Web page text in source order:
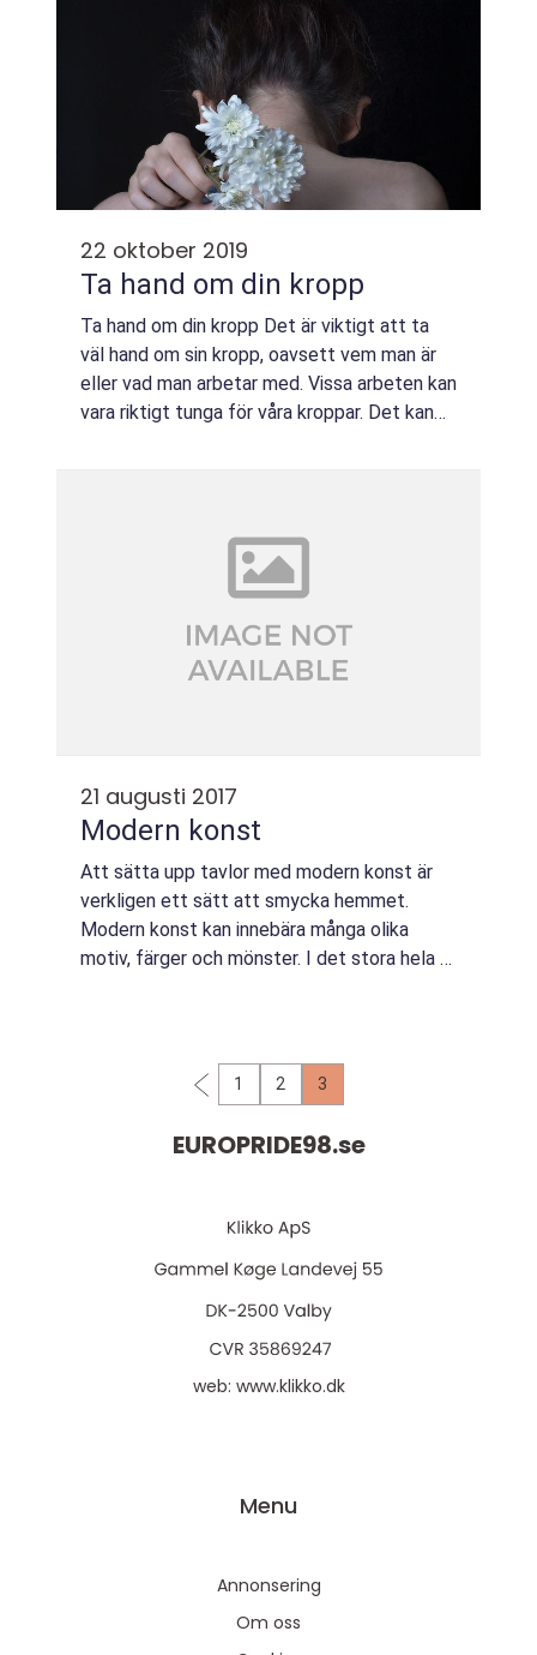
22 oktober 2019
Ta hand om din kropp
Ta hand om din kropp Det är viktigt att ta
väl hand om sin kropp, oavsett vem man är
eller vad man arbetar med. Vissa arbeten kan
vara riktigt tunga för våra kroppar. Det kan
21 augusti 2017
Modern konst
Att sätta upp tavlor med modern konst är
verkligen ett sätt att smycka hemmet.
Modern konst kan innebära många olika
motiv, färger och mönster. I det stora hela är
1 2 3
EUROPRIDE98.se
web: www.klikko.dk
Menu
Annonsering
Om oss